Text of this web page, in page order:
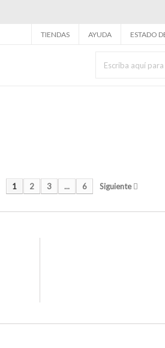
ESTADO
AYUDA
TIENDAS
1 2 3 ... 6 Siguiente